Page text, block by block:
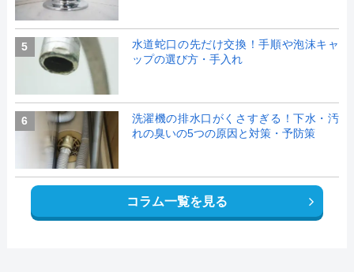
5
水道蛇口の先だけ交換！手順や泡沫キャ
ップの選び方・手入れ
6
洗濯機の排水口がくさすぎる！下水・汚
れの臭いの5つの原因と対策・予防策
コラム一覧を見る